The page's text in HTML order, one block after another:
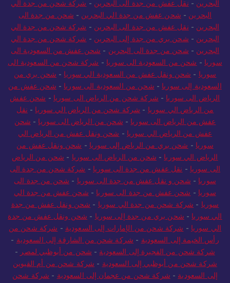
البحرين -نقل عفش من جدة الى البحرين -شركة شحن من جدة الي
البحرين -شحن عفش من جدة الي البحرين -شحن من جدة الى
البحرين -نقل عفش من جدة الى البحرين -شركة شحن من جدة الي
البحرين -شحن بري من جدة إلى البحرين -شركة شحن من جدة الي
البحرين -شحن من جدة الى البحرين - شحن عفش من السعودية الى
سوريا-شحن من السعودية الى سوريا-شركة شحن من السعودية الى
سوريا-شحن ونقل عفش من السعودية الي سوريا- شحن بري من
السعودية إلى سوريا-شحن من السعودية الى سوريا-شحن عفش من
الرياض الى سوريا-شركة شحن من الرياض الى سوريا -شحن عفش
من الرياض الي سوريا-شركة شحن من الرياض الي سوريا-نقل
عفش من الرياض الى سوريا-شحن من الرياض الى سوريا- شحن
عفش من الرياض الي سوريا -شحن ونقل عفش من الرياض الي
سوريا-شحن بري من الرياض إلى سوريا-شحن ونقل عفش من
الرياض الي سوريا-شحن من الرياض الى سوريا-شحن من الرياض
الى سوريا-نقل عفش من جدة الى سوريا -شركة شحن من جدة الى
سوريا-شحن و نقل عفش من جدة الى سوريا- شحن من جدة الى
سوريا-شحن عفش من جدة الى سوريا-شحن عفش من جدة الي
سوريا-شركة شحن من جدة الي سوريا-شحن ونقل عفش من جدة
الي سوريا-شحن بري من جدة إلى سوريا- شحن ونقل عفش من جدة
الي سوريا -شركة شحن من الإمارات إلى السعودية-شركة شحن من
رأس الخيمة إلى السعودية- شركة شحن من الشارقة إلى السعودية-
شركة شحن من الفجيرة إلى السعودية-شحن من أبوظبي لمصر-
شركة شحن من أبوظبي إلى السعودية- شركة شحن من أم القيوين
إلى السعودية-شركة شحن من عجمان إلى السعودية- شركة شحن